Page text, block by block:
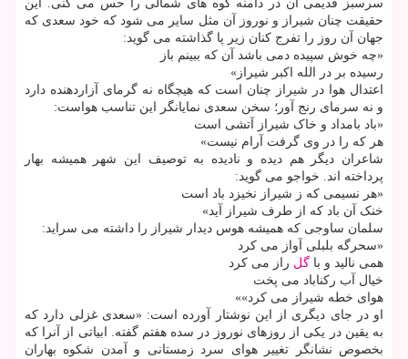
سرسبز قدیمی آن در دامنه کوه های شمالی را حس می کنی. این
حقیقت چنان شیراز و نوروز آن مثل سایر می شود که خود سعدی که
جهان آن روز را تفرج کنان زیر پا گذاشته می گوید:
«چه خوش سپیده دمی باشد آن که ببینم باز
رسیده بر در الله اکبر شیراز»
اعتدال هوا در شیراز چنان است که هیچگاه نه گرمای آزاردهنده دارد
و نه سرمای رنج آور؛ سخن سعدی نمایانگر این تناسب هواست:
«باد بامداد و خاک شیراز آتشی است
هر که را در وی گرفت آرام نیست»
شاعران دیگر هم دیده و نادیده به توصیف این شهر همیشه بهار
پرداخته اند. خواجو می گوید:
«هر نسیمی که ز شیراز نخیزد باد است
خنک آن باد که از طرف شیراز آید»
سلمان ساوجی که همیشه هوس دیدار شیراز را داشته می سراید:
«سحرگه بلبلی آواز می کرد
همی نالید و با گل راز می کرد
خیال آب رکناباد می پخت
هوای خطه شیراز می کرد»»
او در جای دیگری از این نوشتار آورده است: «سعدی غزلی دارد که
به یقین در یکی از روزهای نوروز در سده هفتم گفته. ابیاتی از آنرا که
بخصوص نشانگر تغییر هوای سرد زمستانی و آمدن شکوه بهاران